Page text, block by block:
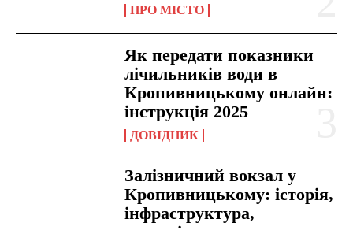
ПРО МІСТО
Як передати показники
лічильників води в
Кропивницькому онлайн:
інструкція 2025
ДОВІДНИК
Залізничний вокзал у
Кропивницькому: історія,
інфраструктура,